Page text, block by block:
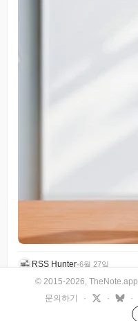
RSS Hunter•6월 27일
© 2015-2026, TheNote.app
문의하기
· · ·